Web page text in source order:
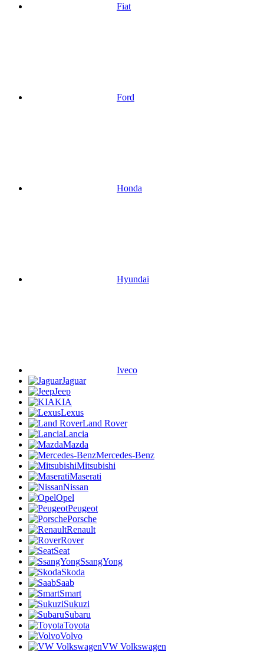
Fiat
Ford
Honda
Hyundai
Iveco
Jaguar
Jeep
KIA
Lexus
Land Rover
Lancia
Mazda
Mercedes-Benz
Mitsubishi
Maserati
Nissan
Opel
Peugeot
Porsche
Renault
Rover
Seat
SsangYong
Skoda
Saab
Smart
Sukuzi
Subaru
Toyota
Volvo
VW Volkswagen